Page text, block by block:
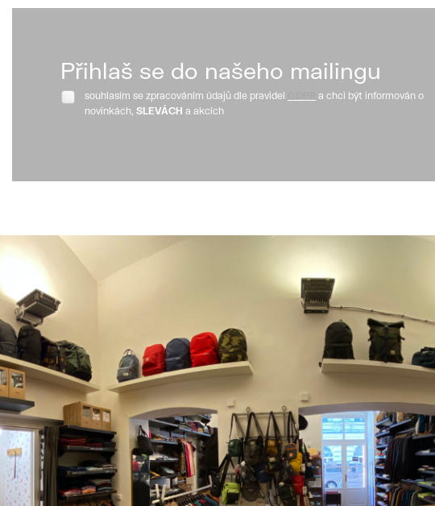
Přihlaš se do našeho mailingu
souhlasím se zpracováním údajů dle pravidel
a chci být informován o
novinkách, SLEVÁCH a akcích